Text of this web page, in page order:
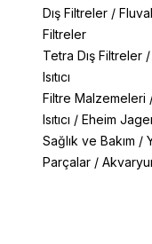
Dış Filtreler /
Filtreler
Tetra Dış Filtreler /
Isıtıcı
Filtre Malzemeleri
Isıtıcı / Eheim Jager
Sağlık ve Bakım /
Parçalar /